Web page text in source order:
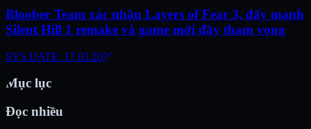
Bloober Team xác nhận Layers of Fear 3, đẩy mạnh
Silent Hill 1 remake và game mới đầy tham vọng
SYS.DATE: 17.03.2026
Mục lục
Đọc nhiều